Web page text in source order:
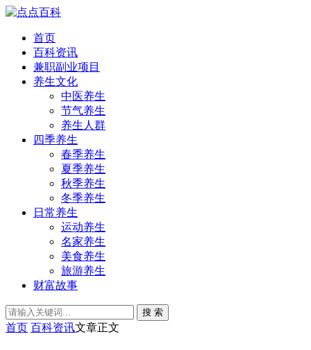
首页
百科资讯
兼职副业项目
养生文化
中医养生
节气养生
养生人群
四季养生
春季养生
夏季养生
秋季养生
冬季养生
日常养生
运动养生
名家养生
美食养生
旅游养生
财富故事
搜 索
首页 百科资讯文章正文